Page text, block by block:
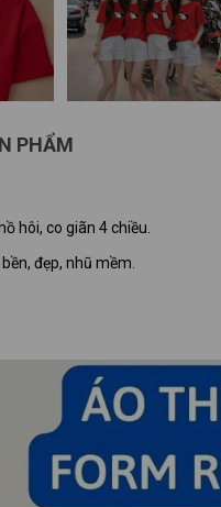
PHẨM
hôi, co giãn 4 chiều.
đẹp, nhũ mềm.